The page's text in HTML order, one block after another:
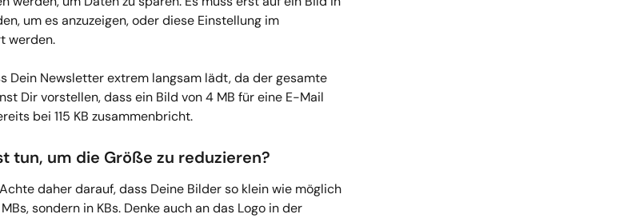
um es anzuzeigen, oder diese Einstellung im
werden.
Dein Newsletter extrem langsam lädt, da der gesamte
Dir vorstellen, dass ein Bild von 4 MB für eine E-Mail
bei 115 KB zusammenbricht.
tun, um die Größe zu reduzieren?
daher darauf, dass Deine Bilder so klein wie möglich
sondern in KBs. Denke auch an das Logo in der